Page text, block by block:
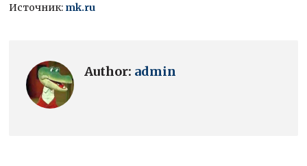
Источник: mk.ru
Author: admin